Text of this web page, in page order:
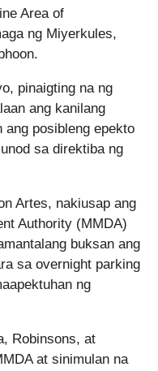
Area of
ng Miyerkules,
pinaigting na ng
ang kanilang
ang posibleng epekto
sa direktiba ng
Artes, nakiusap ang
Authority (MMDA)
buksan ang
sa overnight parking
ng
Robinsons, at
at sinimulan na